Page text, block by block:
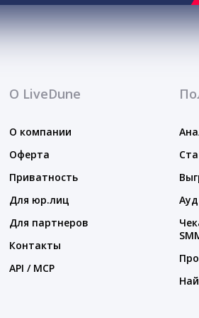
О LiveDune
О компании
Оферта
Приватность
Для юр.лиц
Для партнеров
Контакты
API / MCP